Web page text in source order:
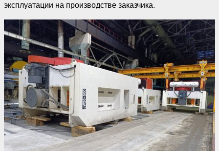
эксплуатации на производстве заказчика.